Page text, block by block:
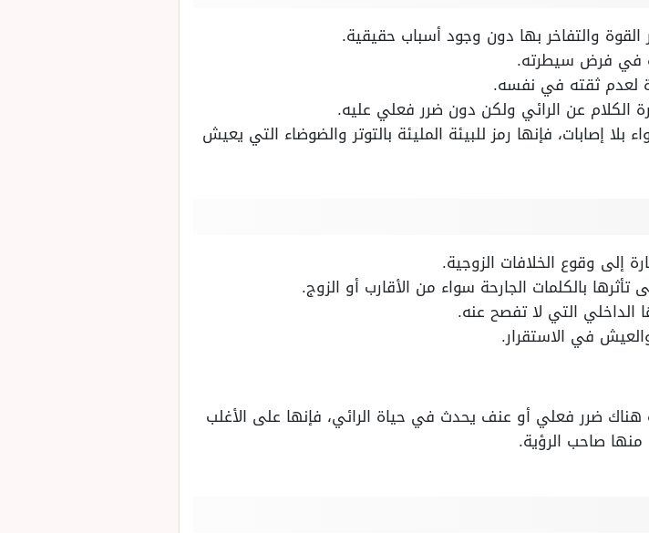
والتفاخر بها دون وجود أسباب حقيقية.
في فرض سيطرته.
لعدم ثقته في نفسه.
الكلام عن الرائي ولكن دون ضرر فعلي عليه.
إصابات، فإنها رمز للبيئة المليئة بالتوتر والضوضاء التي يعيش
إلى وقوع الخلافات الزوجية.
بالكلمات الجارحة سواء من الأقارب أو الزوج.
التي لا تفصح عنه.
في الاستقرار.
ضرر فعلي أو عنف يحدث في حياة الرائي، فإنها على الأغلب
منها صاحب الرؤية.